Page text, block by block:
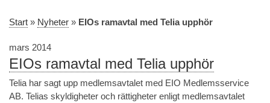
Start » Nyheter » EIOs ramavtal med Telia upphör
mars 2014
EIOs ramavtal med Telia upphör
Telia har sagt upp medlemsavtalet med EIO Medlemsservice
AB. Telias skyldigheter och rättigheter enligt medlemsavtalet